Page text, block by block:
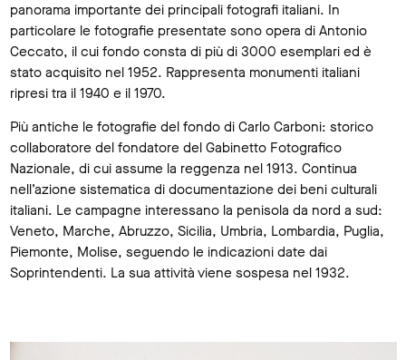
panorama importante dei principali fotografi italiani. In
particolare le fotografie presentate sono opera di Antonio
Ceccato, il cui fondo consta di più di 3000 esemplari ed è
stato acquisito nel 1952. Rappresenta monumenti italiani
ripresi tra il 1940 e il 1970.
Più antiche le fotografie del fondo di Carlo Carboni: storico
collaboratore del fondatore del Gabinetto Fotografico
Nazionale, di cui assume la reggenza nel 1913. Continua
nell’azione sistematica di documentazione dei beni culturali
italiani. Le campagne interessano la penisola da nord a sud:
Veneto, Marche, Abruzzo, Sicilia, Umbria, Lombardia, Puglia,
Piemonte, Molise, seguendo le indicazioni date dai
Soprintendenti. La sua attività viene sospesa nel 1932.